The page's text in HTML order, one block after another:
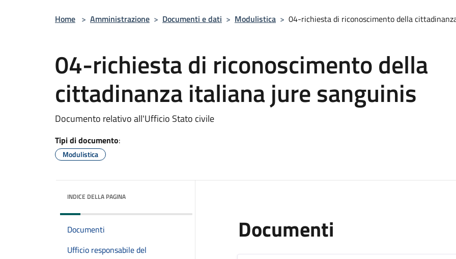
Home > Amministrazione > Documenti e dati > Modulistica > 04-richiesta di riconoscimento della
04-richiesta di riconoscimento della
cittadinanza italiana jure sanguinis
Documento relativo all'Ufficio Stato civile
Tipi di documento:
Modulistica
INDICE DELLA PAGINA
Documenti
Ufficio responsabile del
Documenti